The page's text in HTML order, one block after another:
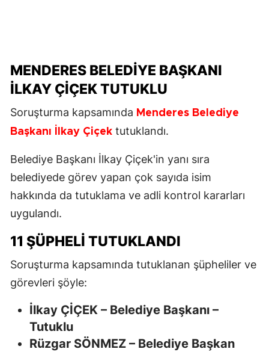
MENDERES BELEDİYE BAŞKANI
İLKAY ÇİÇEK TUTUKLU
Soruşturma kapsamında Menderes Belediye
Başkanı İlkay Çiçek tutuklandı.
Belediye Başkanı İlkay Çiçek'in yanı sıra
belediyede görev yapan çok sayıda isim
hakkında da tutuklama ve adli kontrol kararları
uygulandı.
11 ŞÜPHELİ TUTUKLANDI
Soruşturma kapsamında tutuklanan şüpheliler ve
görevleri şöyle:
İlkay ÇİÇEK – Belediye Başkanı –
Tutuklu
Rüzgar SÖNMEZ – Belediye Başkan